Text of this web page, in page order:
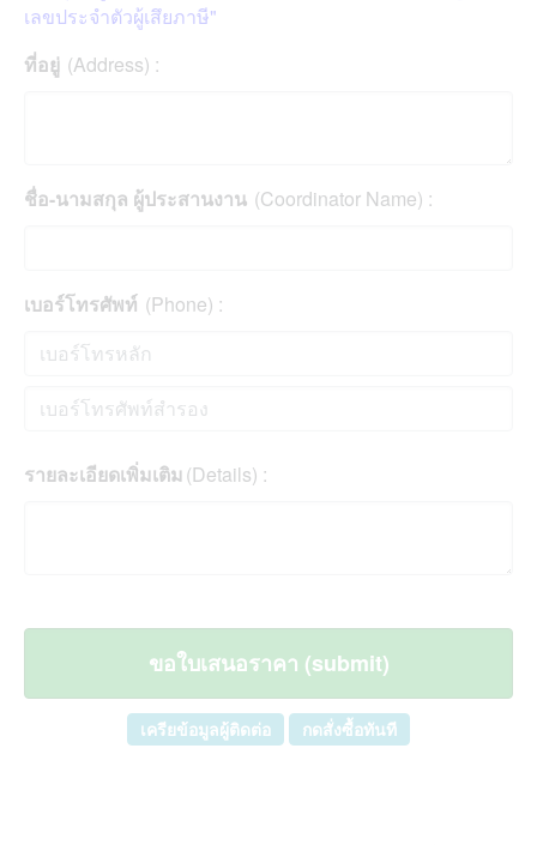
เลขประจำตัวผู้เสึยภาษี"
ที่อยู่ (Address) :
ชื่อ-นามสกุล ผู้ประสานงาน (Coordinator Name) :
เบอร์โทรศัพท์ (Phone) :
รายละเอียดเพิ่มเติม(Details) :
เครียข้อมูลผู้ติดต่อ กดสั่งซื้อทันที